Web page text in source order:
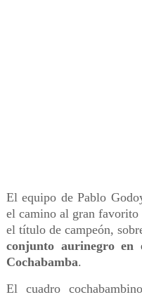
El equipo de Pablo
el camino al gran
el título de campeón,
conjunto aurinegro en
Cochabamba.
El cuadro